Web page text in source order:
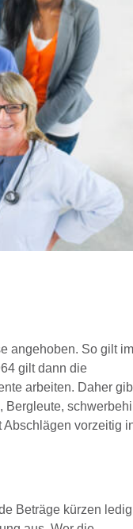
angehoben. So gilt
gilt dann die
arbeiten. Daher
Bergleute,
vorzeitig
Beträge kürzen